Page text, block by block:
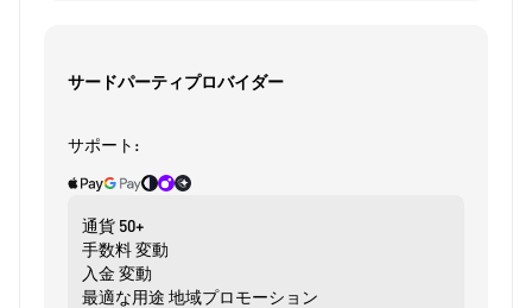
サードパーティプロバイダー
サポート:
通貨 50+
手数料変動
入金 変動
最適な用途 地域プロモーション